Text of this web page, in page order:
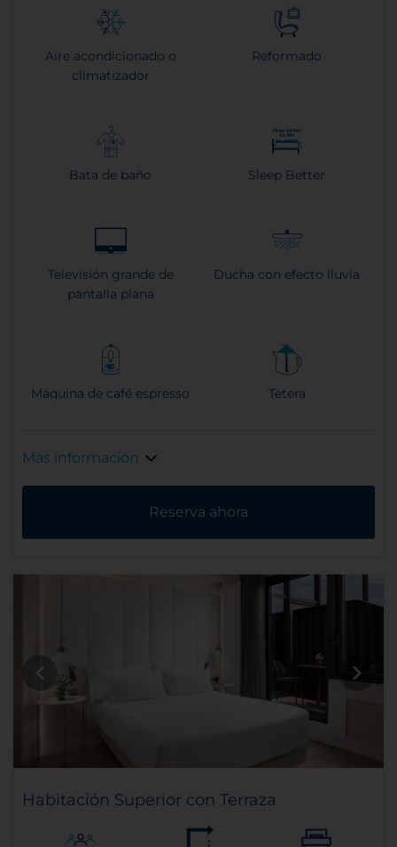
Aire acondicionado o
climatizador
Reformado
Bata de baño Sleep Better
Televisión grande de
pantalla plana
Ducha con efecto lluvia
Máquina de café espresso Tetera
Más información
Reserva ahora
Habitación Superior con Terraza